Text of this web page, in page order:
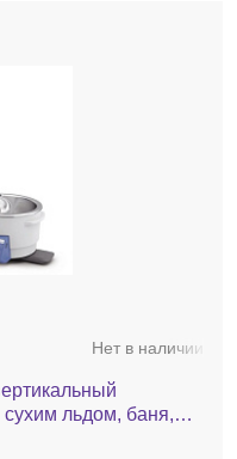
Нет в наличии
льдом, баня,